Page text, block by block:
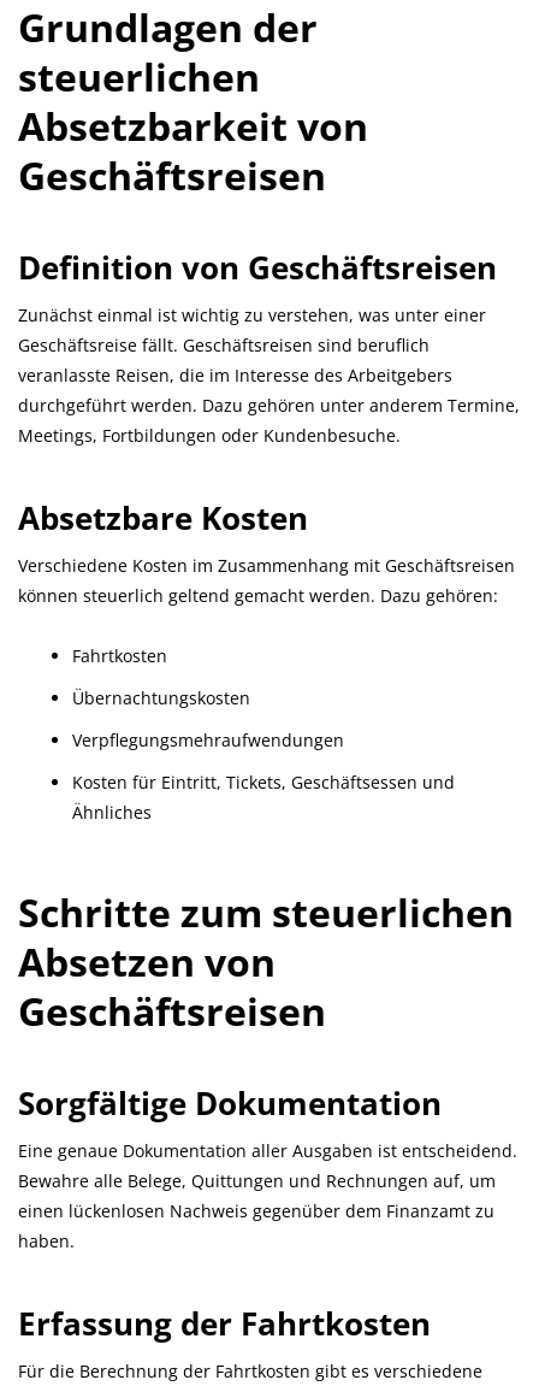
Grundlagen der
steuerlichen
Absetzbarkeit von
Geschäftsreisen
Definition von Geschäftsreisen
Zunächst einmal ist wichtig zu verstehen, was unter einer
Geschäftsreise fällt. Geschäftsreisen sind beruflich
veranlasste Reisen, die im Interesse des Arbeitgebers
durchgeführt werden. Dazu gehören unter anderem Termine,
Meetings, Fortbildungen oder Kundenbesuche.
Absetzbare Kosten
Verschiedene Kosten im Zusammenhang mit Geschäftsreisen
können steuerlich geltend gemacht werden. Dazu gehören:
Fahrtkosten
Übernachtungskosten
Verpflegungsmehraufwendungen
Kosten für Eintritt, Tickets, Geschäftsessen und
Ähnliches
Schritte zum steuerlichen
Absetzen von
Geschäftsreisen
Sorgfältige Dokumentation
Eine genaue Dokumentation aller Ausgaben ist entscheidend.
Bewahre alle Belege, Quittungen und Rechnungen auf, um
einen lückenlosen Nachweis gegenüber dem Finanzamt zu
haben.
Erfassung der Fahrtkosten
Für die Berechnung der Fahrtkosten gibt es verschiedene